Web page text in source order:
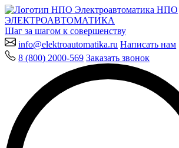
НПО
ЭЛЕКТРОАВТОМАТИКА
Шаг за шагом к совершенству
info@elektroautomatika.ru Написать нам
8 (800) 2000-569 Заказать звонок